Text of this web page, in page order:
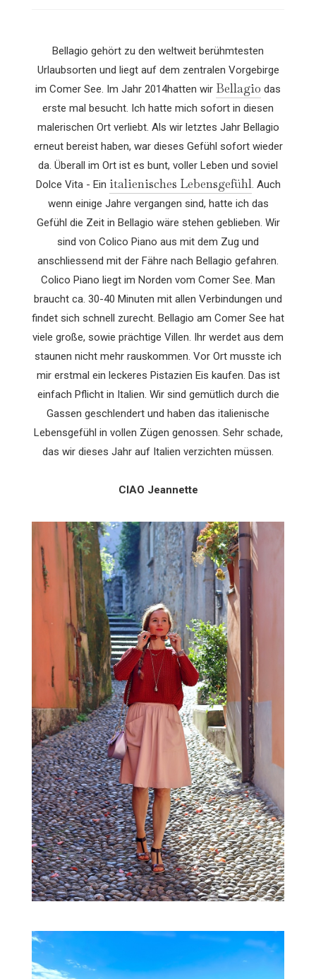
Bellagio gehört zu den weltweit berühmtesten
Urlaubsorten und liegt auf dem zentralen Vorgebirge
im Comer See. Im Jahr 2014hatten wir Bellagio das
erste mal besucht. Ich hatte mich sofort in diesen
malerischen Ort verliebt. Als wir letztes Jahr Bellagio
erneut bereist haben, war dieses Gefühl sofort wieder
da. Überall im Ort ist es bunt, voller Leben und soviel
Dolce Vita - Ein italienisches Lebensgefühl. Auch
wenn einige Jahre vergangen sind, hatte ich das
Gefühl die Zeit in Bellagio wäre stehen geblieben. Wir
sind von Colico Piano aus mit dem Zug und
anschliessend mit der Fähre nach Bellagio gefahren.
Colico Piano liegt im Norden vom Comer See. Man
braucht ca. 30-40 Minuten mit allen Verbindungen und
findet sich schnell zurecht. Bellagio am Comer See hat
viele große, sowie prächtige Villen. Ihr werdet aus dem
staunen nicht mehr rauskommen. Vor Ort musste ich
mir erstmal ein leckeres Pistazien Eis kaufen. Das ist
einfach Pflicht in Italien. Wir sind gemütlich durch die
Gassen geschlendert und haben das italienische
Lebensgefühl in vollen Zügen genossen. Sehr schade,
das wir dieses Jahr auf Italien verzichten müssen.
CIAO Jeannette